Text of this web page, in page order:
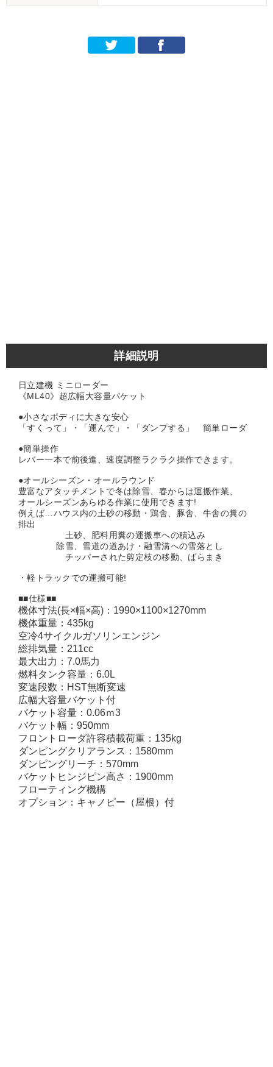
詳細説明
日立建機 ミニローダー
《ML40》超広幅大容量バケット
●小さなボディに大きな安心
「すくって」・「運んで」・「ダンプする」 簡単ローダ
●簡単操作
レバー一本で前後進、速度調整ラクラク操作できます。
●オールシーズン・オールラウンド
豊富なアタッチメントで冬は除雪、春からは運搬作業、
オールシーズンあらゆる作業に使用できます!
例えば…ハウス内の土砂の移動・鶏舎、豚舎、牛舎の糞の
排出
土砂、肥料用糞の運搬車への積込み
除雪、雪道の道あけ・融雪溝への雪落とし
チッパーされた剪定枝の移動、ばらまき
・軽トラックでの運搬可能!
■■仕様■■
機体寸法(長×幅×高)：1990×1100×1270mm
機体重量：435kg
空冷4サイクルガソリンエンジン
総排気量：211cc
最大出力：7.0馬力
燃料タンク容量：6.0L
変速段数：HST無断変速
広幅大容量バケット付
バケット容量：0.06ｍ3
バケット幅：950mm
フロントローダ許容積載荷重：135kg
ダンピングクリアランス：1580mm
ダンピングリーチ：570mm
バケットヒンジピン高さ：1900mm
フローティング機構
オプション：キャノピー（屋根）付